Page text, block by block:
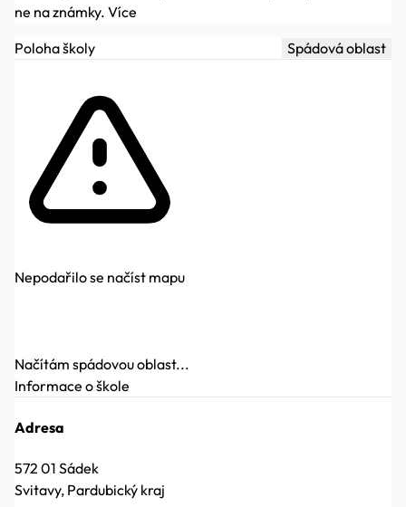
ne na známky. Více
Poloha školy
Spádová oblast
Nepodařilo se načíst mapu
Načítám spádovou oblast...
Informace o škole
Adresa
572 01 Sádek
Svitavy, Pardubický kraj